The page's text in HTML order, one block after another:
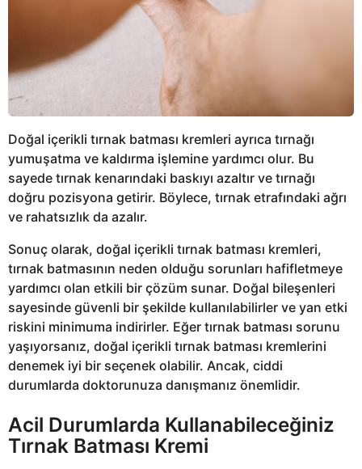
Doğal içerikli tırnak batması kremleri ayrıca tırnağı
yumuşatma ve kaldırma işlemine yardımcı olur. Bu
sayede tırnak kenarındaki baskıyı azaltır ve tırnağı
doğru pozisyona getirir. Böylece, tırnak etrafındaki ağrı
ve rahatsızlık da azalır.
Sonuç olarak, doğal içerikli tırnak batması kremleri,
tırnak batmasının neden olduğu sorunları hafifletmeye
yardımcı olan etkili bir çözüm sunar. Doğal bileşenleri
sayesinde güvenli bir şekilde kullanılabilirler ve yan etki
riskini minimuma indirirler. Eğer tırnak batması sorunu
yaşıyorsanız, doğal içerikli tırnak batması kremlerini
denemek iyi bir seçenek olabilir. Ancak, ciddi
durumlarda doktorunuza danışmanız önemlidir.
Acil Durumlarda Kullanabileceğiniz
Tırnak Batması Kremi